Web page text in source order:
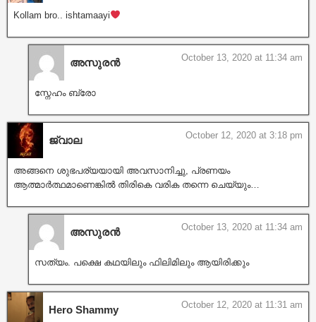
Kollam bro.. ishtamaayi
അസുരൻ October 13, 2020 at 11:34 am
സ്നേഹം ബ്രോ
ജ്വാല October 12, 2020 at 3:18 pm
അങ്ങനെ ശുഭപര്യയായി അവസാനിച്ചു, പ്രണയം
ആത്മാർത്ഥമാണെങ്കിൽ തിരികെ വരിക തന്നെ ചെയ്യും…
അസുരൻ October 13, 2020 at 11:34 am
സത്യം. പക്ഷെ കഥയിലും ഫിലിമിലും ആയിരിക്കും
Hero Shammy October 12, 2020 at 11:31 am